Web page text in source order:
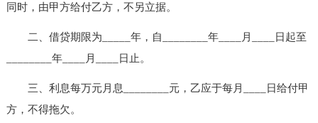
同时，由甲方给付乙方，不另立据。
二、借贷期限为_____年，自________年____月____日起至
________年____月____日止。
三、利息每万元月息________元，乙应于每月____日给付甲
方，不得拖欠。